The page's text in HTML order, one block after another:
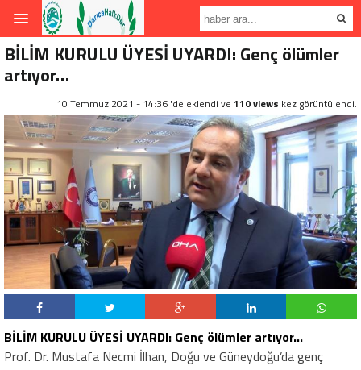
BİLİM KURULU ÜYESİ UYARDI: Genç ölümler
artıyor…
10 Temmuz 2021 - 14:36 'de eklendi ve 110 views kez görüntülendi.
BİLİM KURULU ÜYESİ UYARDI: Genç ölümler artıyor…
Prof. Dr. Mustafa Necmi İlhan, Doğu ve Güneydoğu’da genç